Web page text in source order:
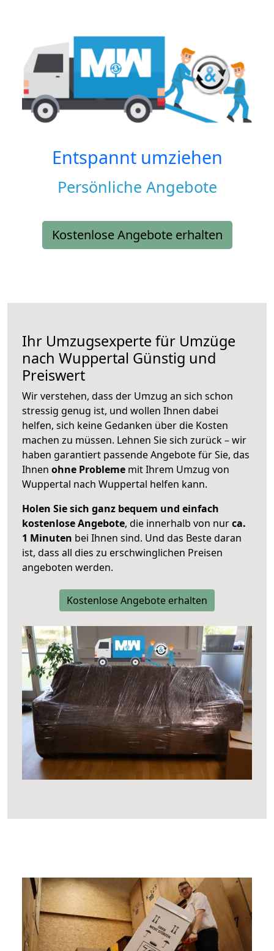
Entspannt umziehen
Persönliche Angebote
Kostenlose Angebote erhalten
Ihr Umzugsexperte für Umzüge
nach Wuppertal Günstig und
Preiswert
Wir verstehen, dass der Umzug an sich schon
stressig genug ist, und wollen Ihnen dabei
helfen, sich keine Gedanken über die Kosten
machen zu müssen. Lehnen Sie sich zurück – wir
haben garantiert passende Angebote für Sie, das
Ihnen ohne Probleme mit Ihrem Umzug von
Wuppertal nach Wuppertal helfen kann.
Holen Sie sich ganz bequem und einfach
kostenlose Angebote, die innerhalb von nurca.
1 Minuten bei Ihnen sind. Und das Beste daran
ist, dass all dies zu erschwinglichen Preisen
angeboten werden.
Kostenlose Angebote erhalten